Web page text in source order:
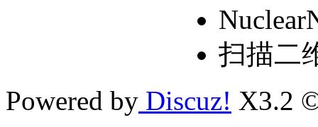
扫描二
Powered by Discuz! X3.2